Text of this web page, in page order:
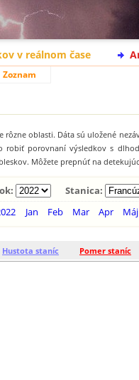
v reálnom čase
Zoznam
rôzne oblasti. Dáta sú uložené
robiť porovnaní výsledkov s
Môžete prepnúť na
Stanica:
Jan Feb Mar Apr Máj
Hustota staníc Pomer staníc